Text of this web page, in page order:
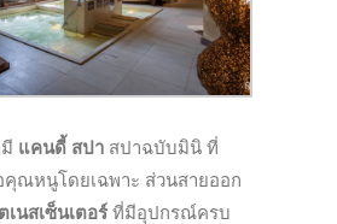
แคนดี้ สปา สปาฉบับมินิ ที่
คุณหนูโดยเฉพาะ ส่วนสายออก
เนสเซ็นเตอร์ที่มีอุปกรณ์ครบ